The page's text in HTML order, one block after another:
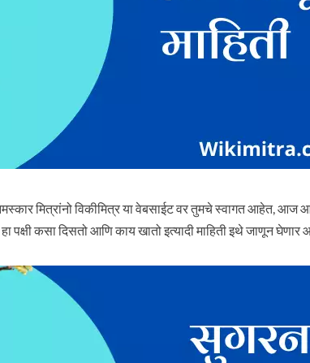
मित्रांनो विकीमित्र या वेबसाईट वर तुमचे स्वागत आहेत, आज
पक्षी कसा दिसतो आणि काय खातो इत्यादी माहिती इथे जाणून घेणार